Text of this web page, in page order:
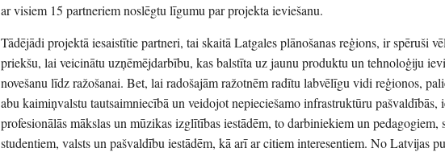
ar visiem 15 partneriem noslēgtu līgumu par projekta ieviešanu.
Tādējādi projektā iesaistītie partneri, tai skaitā Latgales plānošanas reģions, ir spēruši
priekšu, lai veicinātu uzņēmējdarbību, kas balstīta uz jaunu produktu un tehnoloģiju
novešanu līdz ražošanai. Bet, lai radošajām ražotnēm radītu labvēlīgu vidi reģionos,
abu kaimiņvalstu tautsaimniecībā un veidojot nepieciešamo infrastruktūru pašvaldībās,
profesionālās mākslas un mūzikas izglītības iestādēm, to darbiniekiem un pedagogiem,
studentiem, valsts un pašvaldību iestādēm, kā arī ar citiem interesentiem. No Latvijas